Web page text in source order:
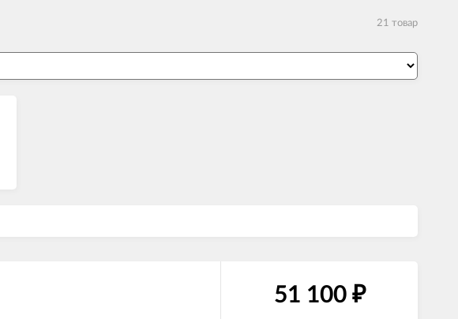
21 товар
51 100 ₽